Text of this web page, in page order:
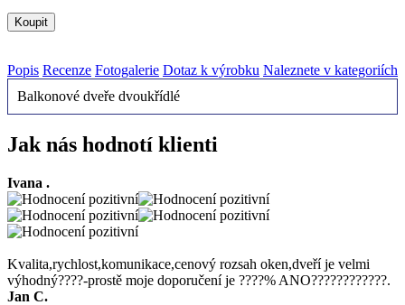
Popis Recenze Fotogalerie Dotaz k výrobku Naleznete v kategoriích
Balkonové dveře dvoukřídlé
Jak nás hodnotí klienti
Ivana .
Kvalita,rychlost,komunikace,cenový rozsah oken,dveří je velmi
výhodný????-prostě moje doporučení je ????% ANO????????????.
Jan C.